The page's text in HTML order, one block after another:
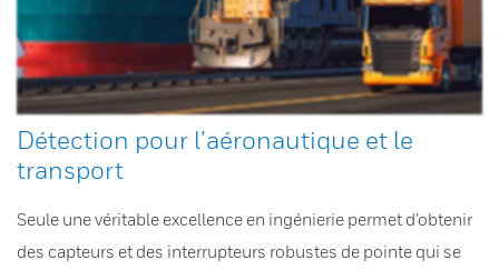
Détection pour l’aéronautique et le
transport
Seule une véritable excellence en ingénierie permet d’obtenir
des capteurs et des interrupteurs robustes de pointe qui se